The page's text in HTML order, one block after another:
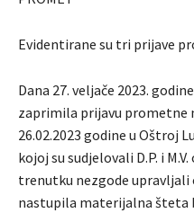
Evidentirane su tri prijave
Dana 27. veljače 2023.
zaprimila prijavu prometne
26.02.2023 godine u Oštroj
kojoj su sudjelovali D.P. i
trenutku nezgode upravljali
nastupila materijalna šteta